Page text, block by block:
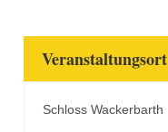
Veranstaltungsort
Schloss Wackerbarth